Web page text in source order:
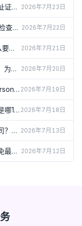
证明
2026年7月23日
查
2026年7月22日
在
2026年7月21日
为什
2026年7月20日
险
2026年7月19日
哪14 2026年7月18日
？企 2026年7月13日
最容
2026年7月12日